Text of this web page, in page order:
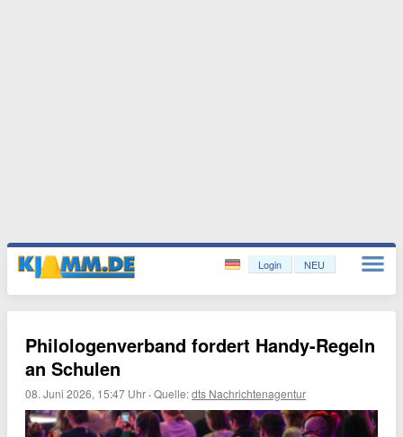
Login NEU
Philologenverband fordert Handy-Regeln
an Schulen
08. Juni 2026, 15:47 Uhr ·Quelle:dts Nachrichtenagentur